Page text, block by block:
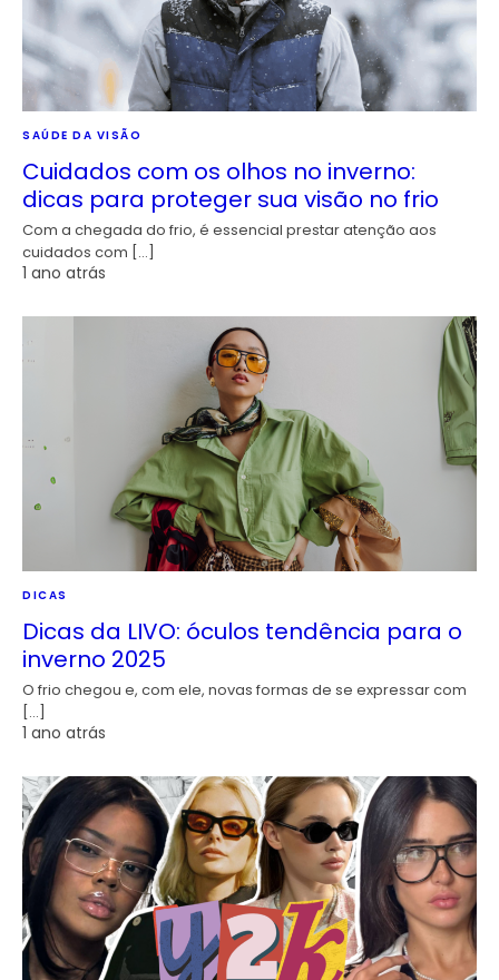
SAÚDE DA VISÃO
Cuidados com os olhos no inverno:
dicas para proteger sua visão no frio
Com a chegada do frio, é essencial prestar atenção aos
cuidados com […]
1 ano atrás
DICAS
Dicas da LIVO: óculos tendência para o
inverno 2025
O frio chegou e, com ele, novas formas de se expressar com
[…]
1 ano atrás